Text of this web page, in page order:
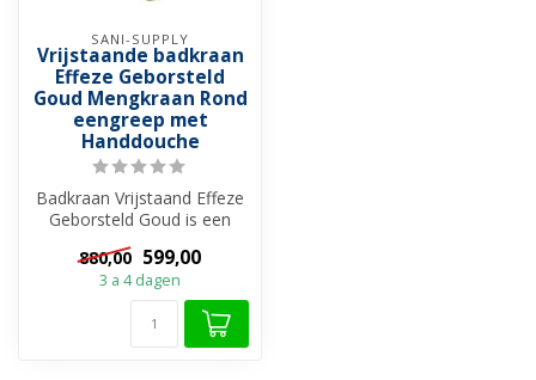
SANI-SUPPLY
Vrijstaande badkraan
Effeze Geborsteld
Goud Mengkraan Rond
eengreep met
Handdouche
Badkraan Vrijstaand Effeze
Geborsteld Goud is een
bijzonder mooi model voor
naas...
880,00 599,00
3 a 4 dagen